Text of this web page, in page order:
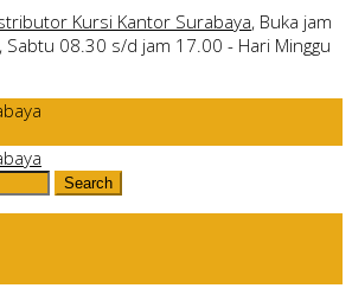
Kursi Kantor Surabaya, Buka jam
08.30 s/d jam 17.00 - Hari Minggu